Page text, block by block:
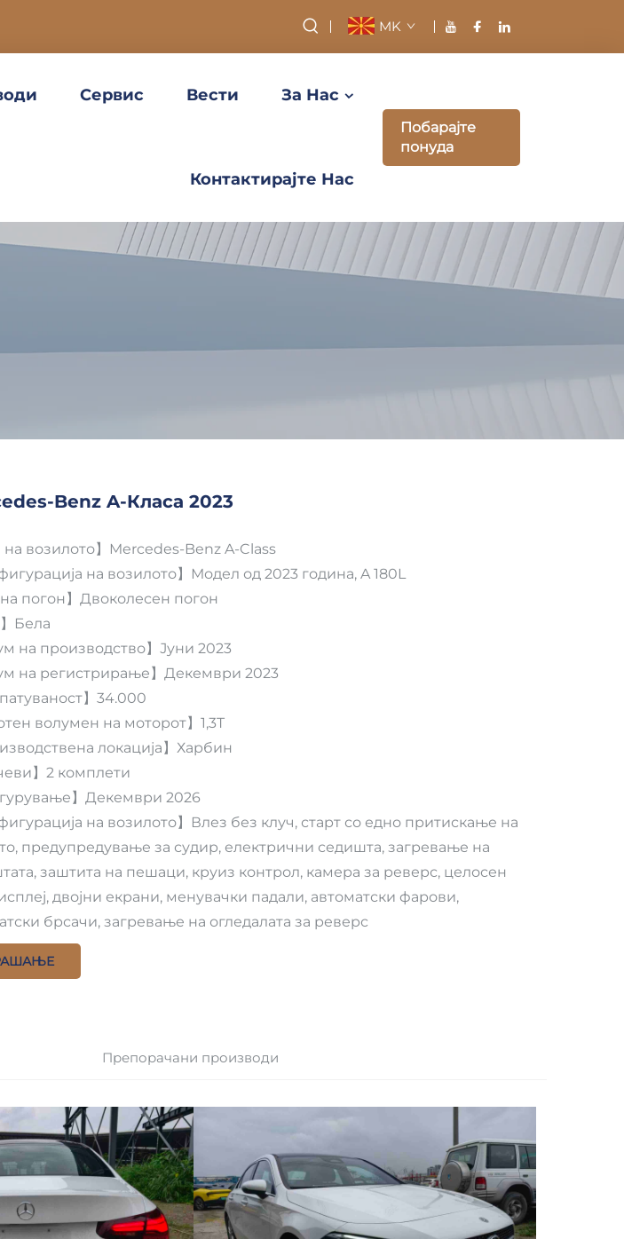
MK
Сервис Вести За Нас
Контактирајте Нас
Побарајте
понуда
Benz A-Класа 2023
на возилото】Mercedes-Benz A-Class
на возилото】Модел од 2023 година, A 180L
на погон】Двоколесен погон
】Бела
на производство】Јуни 2023
на регистрирање】Декември 2023
】34.000
волумен на моторот】1,3T
локација】Харбин
】2 комплети
】Декември 2026
на возилото】Влез без клуч, старт со едно притискање на
предупредување за судир, електрични седишта, загревање на
заштита на пешаци, круиз контрол, камера за реверс, целосен
двојни екрани, менувачки падали, автоматски фарови,
брсачи, загревање на огледалата за реверс
Препорачани производи